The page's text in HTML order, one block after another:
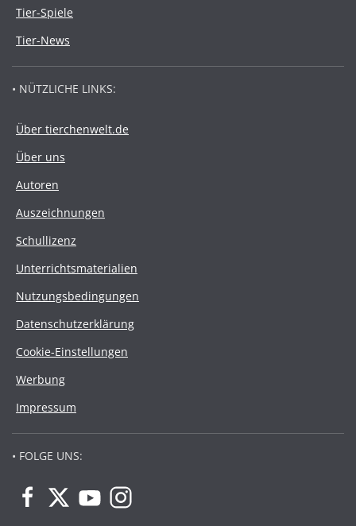
Tier-Spiele
Tier-News
• NÜTZLICHE LINKS:
Über tierchenwelt.de
Über uns
Autoren
Auszeichnungen
Schullizenz
Unterrichtsmaterialien
Nutzungsbedingungen
Datenschutzerklärung
Cookie-Einstellungen
Werbung
Impressum
• FOLGE UNS: